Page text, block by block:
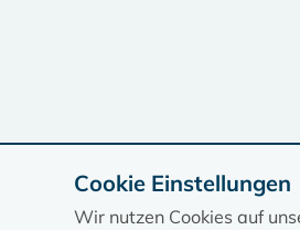
Cookie Einstellungen
Wir nutzen Cookies auf